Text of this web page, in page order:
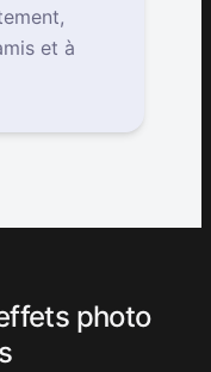
et à
photo